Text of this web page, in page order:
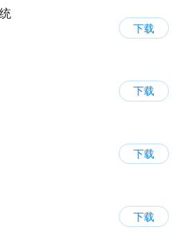
下载
下载
下载
下载